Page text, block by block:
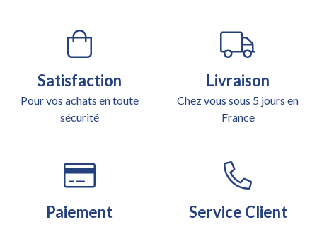
Satisfaction
Pour vos achats en toute
sécurité
Livraison
Chez vous sous 5 jours en
France
Paiement
Service Client